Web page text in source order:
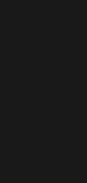
ventana)
ventana)